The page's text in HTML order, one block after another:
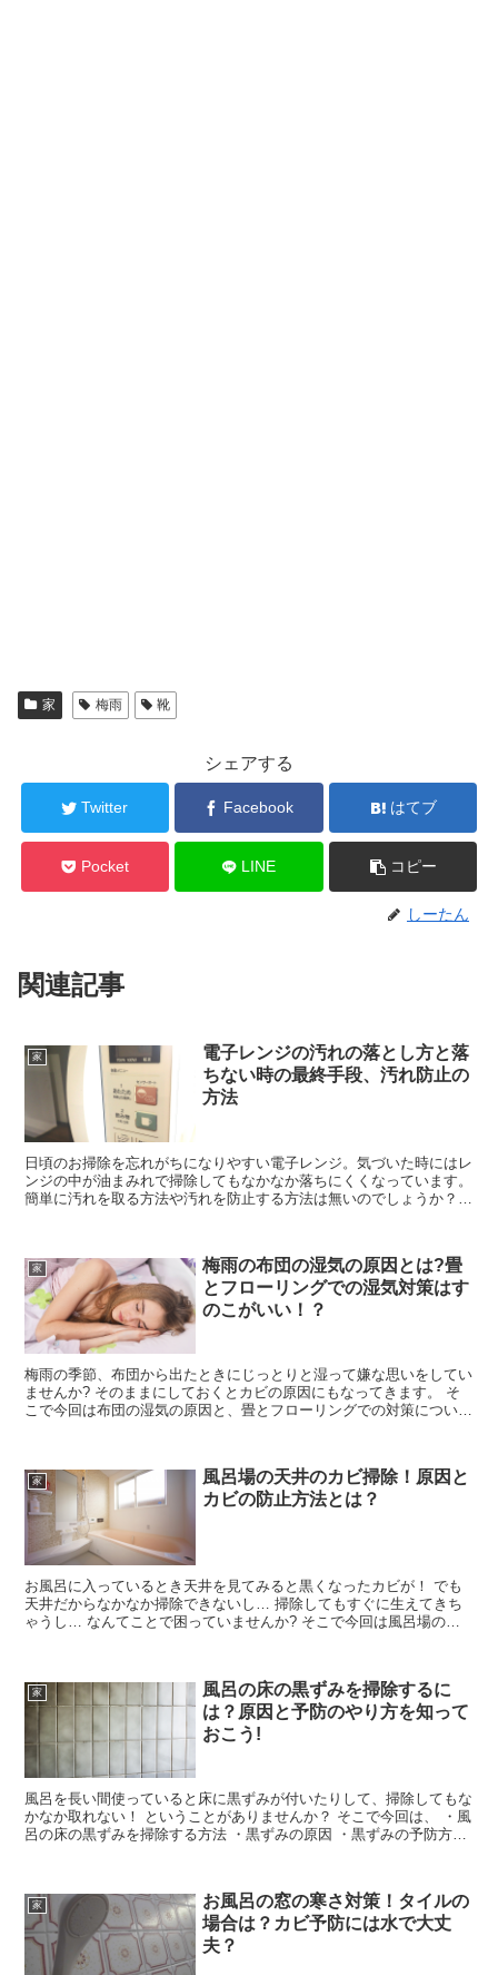
家 梅雨 靴
シェアする
Twitter Facebook はてブ
Pocket LINE コピー
しーたん
関連記事
家
電子レンジの汚れの落とし方と落
ちない時の最終手段、汚れ防止の
方法
日頃のお掃除を忘れがちになりやすい電子レンジ。気づいた時にはレ
ンジの中が油まみれで掃除してもなかなか落ちにくくなっています。
簡単に汚れを取る方法や汚れを防止する方法は無いのでしょうか？
家
梅雨の布団の湿気の原因とは?畳
とフローリングでの湿気対策はす
のこがいい！？
梅雨の季節、布団から出たときにじっとりと湿って嫌な思いをしてい
ませんか? そのままにしておくとカビの原因にもなってきます。 そ
こで今回は布団の湿気の原因と、畳とフローリングでの対策について
家
風呂場の天井のカビ掃除！原因と
カビの防止方法とは？
お風呂に入っているとき天井を見てみると黒くなったカビが！ でも
天井だからなかなか掃除できないし… 掃除してもすぐに生えてきち
ゃうし… なんてことで困っていませんか? そこで今回は風呂場の天
家
風呂の床の黒ずみを掃除するに
は？原因と予防のやり方を知って
おこう!
風呂を長い間使っていると床に黒ずみが付いたりして、掃除してもな
かなか取れない！ ということがありませんか？ そこで今回は、 ・風
呂の床の黒ずみを掃除する方法 ・黒ずみの原因 ・黒ずみの予防方法
家
お風呂の窓の寒さ対策！タイルの
場合は？カビ予防には水で大丈
夫？